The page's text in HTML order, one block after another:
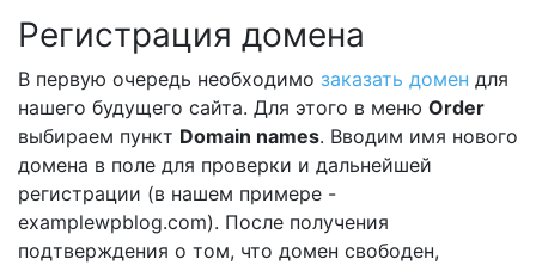
Регистрация домена
В первую очередь необходимо заказать домен для
нашего будущего сайта. Для этого в меню Order
выбираем пункт Domain names. Вводим имя нового
домена в поле для проверки и дальнейшей
регистрации (в нашем примере -
examplewpblog.com). После получения
подтверждения о том, что домен свободен,